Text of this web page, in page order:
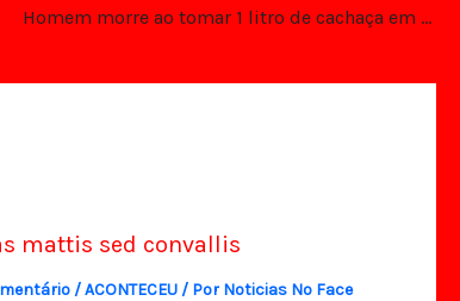
Homem morre ao tomar 1 litro de cachaça em aposta, VEJA VÍDEO
mattis sed convallis
/ACONTECEU / Por Noticias No Face